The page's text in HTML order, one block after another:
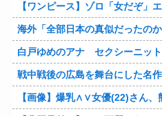
【ワンピース】ゾロ「女だぞ」エネル「見ればわかる
海外「全部日本の真似だったのか…」 日本の普通のテレ
白戸ゆめのアナ セクシーニットのノ
戦中戦後の広島を舞台にした名作漫画『はだしのゲン』が全巻50％オ
【画像】爆乳∧∨女優(22)さん、熊本に寄